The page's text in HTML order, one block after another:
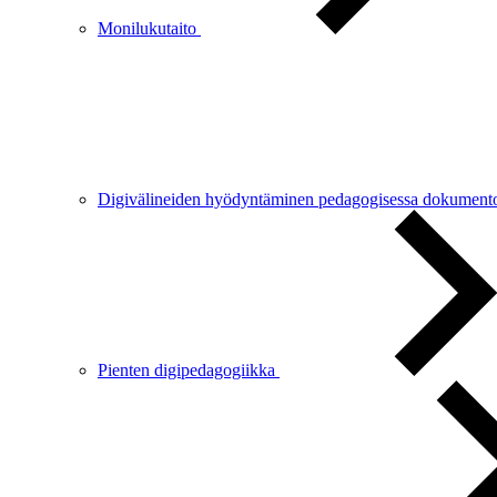
Monilukutaito
Digivälineiden hyödyntäminen pedagogisessa
Pienten digipedagogiikka